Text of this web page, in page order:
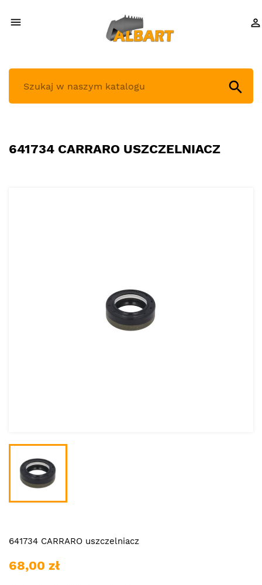
 

641734 CARRARO USZCZELNIACZ
641734 CARRARO uszczelniacz
68,00 zł